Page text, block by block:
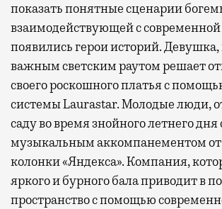
показать понятные сценарии
взаимодействующей с
появились герои историй. Девушка,
важным светским раутом решает
своего роскошного платья с
системы Laurastar. Молодые люди,
саду во время знойного летнего дня
музыкальным аккомпанементом
колонки «Яндекса». Компания,
яркого и бурного бала приводит в
пространство с помощью